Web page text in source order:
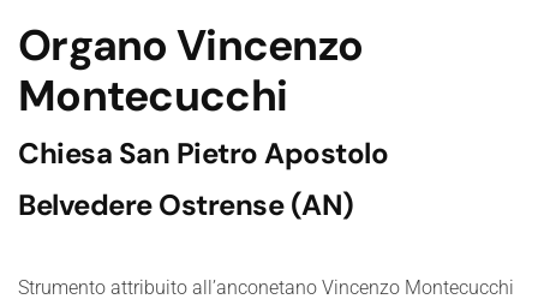
Organo Vincenzo
Montecucchi
Chiesa San Pietro Apostolo
Belvedere Ostrense (AN)
Strumento attribuito all’anconetano Vincenzo Montecucchi